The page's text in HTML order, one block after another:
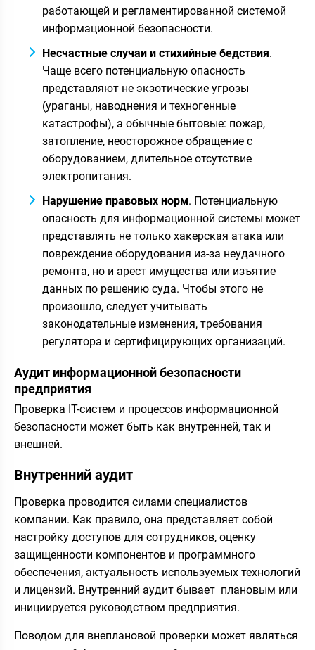
работающей и регламентированной системой
информационной безопасности.
Несчастные случаи и стихийные бедствия.
Чаще всего потенциальную опасность
представляют не экзотические угрозы
(ураганы, наводнения и техногенные
катастрофы), а обычные бытовые: пожар,
затопление, неосторожное обращение с
оборудованием, длительное отсутствие
электропитания.
Нарушение правовых норм. Потенциальную
опасность для информационной системы может
представлять не только хакерская атака или
повреждение оборудования из-за неудачного
ремонта, но и арест имущества или изъятие
данных по решению суда. Чтобы этого не
произошло, следует учитывать
законодательные изменения, требования
регулятора и сертифицирующих организаций.
Аудит информационной безопасности
предприятия
Проверка IT-систем и процессов информационной
безопасности может быть как внутренней, так и
внешней.
Внутренний аудит
Проверка проводится силами специалистов
компании. Как правило, она представляет собой
настройку доступов для сотрудников, оценку
защищенности компонентов и программного
обеспечения, актуальность используемых технологий
и лицензий. Внутренний аудит бывает плановым или
инициируется руководством предприятия.
Поводом для внеплановой проверки может являться